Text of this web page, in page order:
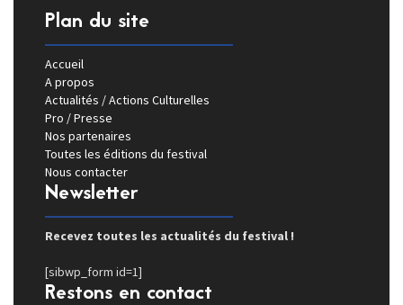
Plan du site
Accueil
A propos
Actualités / Actions Culturelles
Pro / Presse
Nos partenaires
Toutes les éditions du festival
Nous contacter
Newsletter
Recevez toutes les actualités du festival !
[sibwp_form id=1]
Restons en contact